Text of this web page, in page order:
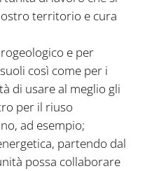
territorio e cura
e per
così come per i
di usare al meglio gli
per il riuso
ad esempio;
partendo dal
possa collaborare